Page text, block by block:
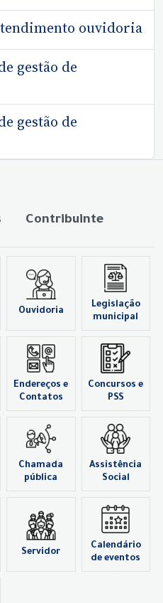
ouvidoria
gestão de
gestão de
Contribuinte
Ouvidoria
Legislação
municipal
Endereços e
Contatos
Concursos e
PSS
Chamada
pública
Assistência
Social
Servidor
Calendário
de eventos